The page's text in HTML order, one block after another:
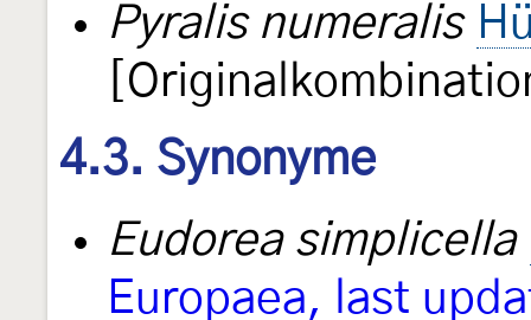
Pyralis numeralis
4.3. Synonyme
Eudorea simplicella
Europaea, last